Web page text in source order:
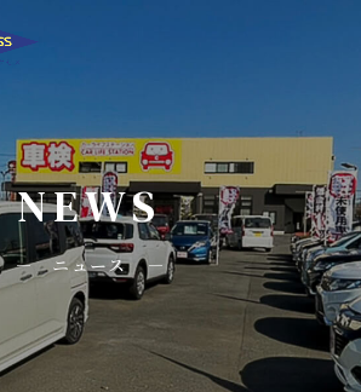
NEWS
ニュース